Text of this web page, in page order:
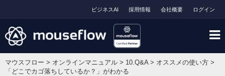
ログイン
会社概要
採用情報
ビジネスAI
マウスフロー > オンラインマニュアル > 10.Q&A> オススメの使い方 >
「どこでカゴ落ちしているか？」がわかる